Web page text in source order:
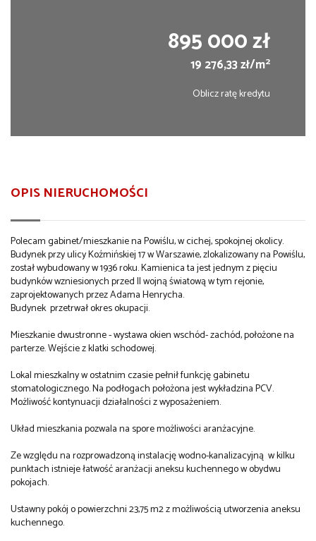
895 000 zł
19 276,33 zł/m2
Oblicz ratę kredytu
OPIS NIERUCHOMOŚCI
Polecam gabinet/mieszkanie na Powiślu, w cichej, spokojnej okolicy.
Budynek przy ulicy Koźmińskiej 17 w Warszawie, zlokalizowany na Powiślu,
został wybudowany w 1936 roku. Kamienica ta jest jednym z pięciu
budynków wzniesionych przed II wojną światową w tym rejonie,
zaprojektowanych przez Adama Henrycha.
Budynek przetrwał okres okupacji.
Mieszkanie dwustronne - wystawa okien wschód- zachód, położone na
parterze. Wejście z klatki schodowej.
Lokal mieszkalny w ostatnim czasie pełnił funkcję gabinetu
stomatologicznego. Na podłogach położona jest wykładzina PCV.
Możliwość kontynuacji działalności z wyposażeniem.
Układ mieszkania pozwala na spore możliwości aranżacyjne.
Ze względu na rozprowadzoną instalację wodno-kanalizacyjną w kilku
punktach istnieje łatwość aranżacji aneksu kuchennego w obydwu
pokojach.
Ustawny pokój o powierzchni 23,75 m2 z możliwością utworzenia aneksu
kuchennego.